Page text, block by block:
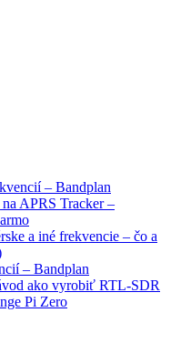
– Bandplan
APRS Tracker –
a iné frekvencie – čo a
– Bandplan
ako vyrobiť RTL-SDR
Pi Zero